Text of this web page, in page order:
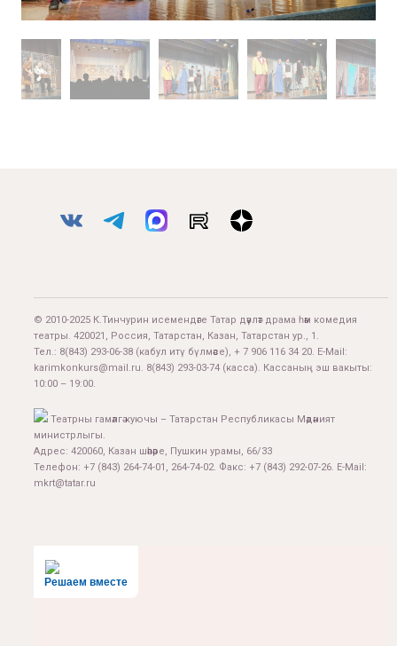
© 2010-2025 К.Тинчурин исемендәге Татар дәүләт драма һәм комедия
театры. 420021, Россия, Татарстан, Казан, Татарстан ур., 1.
Тел.: 8(843) 293-06-38 (кабул итү бүлмәсе), + 7 906 116 34 20. E-Mail:
karimkonkurs@mail.ru. 8(843) 293-03-74 (касса). Кассаның эш вакыты:
10:00 – 19:00.
Театрны гамәлгә куючы – Татарстан Республикасы Мәдәният
министрлыгы.
Адрес: 420060, Казан шәһәре, Пушкин урамы, 66/33
Телефон: +7 (843) 264-74-01, 264-74-02. Факс: +7 (843) 292-07-26. E-Mail:
mkrt@tatar.ru
Решаем вместе